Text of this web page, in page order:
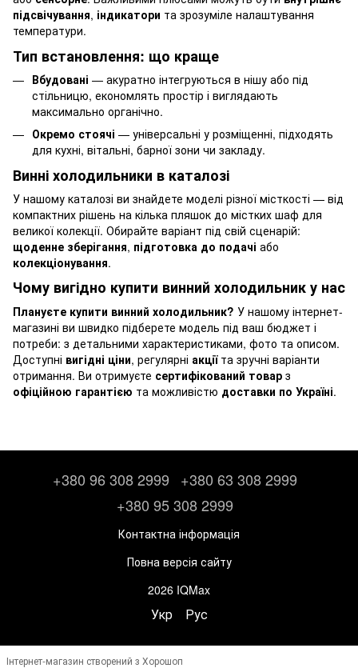
підсвічування, індикатори та зрозуміле налаштування
температури.
Тип встановлення: що краще
Вбудовані — акуратно інтегруються в нішу або під
стільницю, економлять простір і виглядають
максимально органічно.
Окремо стоячі — універсальні у розміщенні, підходять
для кухні, вітальні, барної зони чи закладу.
Винні холодильники в каталозі
У нашому каталозі ви знайдете моделі різної місткості — від
компактних рішень на кілька пляшок до містких шаф для
великої колекції. Обирайте варіант під свій сценарій:
щоденне зберігання, підготовка до подачі або
колекціонування.
Чому вигідно купити винний холодильник у нас
Плануєте купити винний холодильник? У нашому інтернет-
магазині ви швидко підберете модель під ваш бюджет і
потреби: з детальними характеристиками, фото та описом.
Доступні вигідні ціни, регулярні акціїта зручні варіанти
отримання. Ви отримуєте сертифікований товар з
офіційною гарантією та можливістю доставки по Україні.
+380 96 308 2999
+380 63 308 2999
+380 95 308 2999
Контактна інформація
Повна версія сайту
2026 IQMax
Укр Рус
Інтернет-магазин створений з Хорошоп